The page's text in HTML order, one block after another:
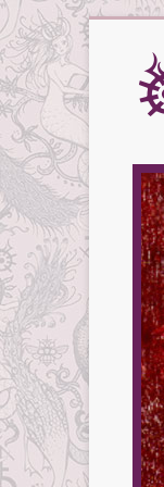
Skip
to
content